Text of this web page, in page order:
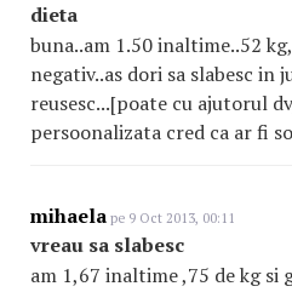
dieta
buna..am 1.50 inaltime..52
negativ..as dori sa slabesc in
reusesc...[poate cu ajutorul
persoonalizata cred ca ar fi
mihaela pe 9 Oct 2013, 00:11
vreau sa slabesc
am 1,67 inaltime ,75 de kg si